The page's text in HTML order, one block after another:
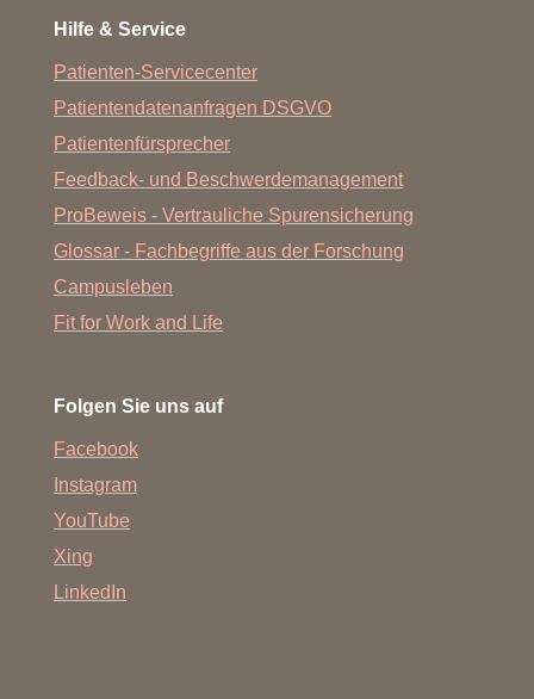
Hilfe & Service
Patienten-Servicecenter
Patientendatenanfragen DSGVO
Patientenfürsprecher
Feedback- und Beschwerdemanagement
ProBeweis - Vertrauliche Spurensicherung
Glossar - Fachbegriffe aus der Forschung
Campusleben
Fit for Work and Life
Folgen Sie uns auf
Facebook
Instagram
YouTube
Xing
LinkedIn